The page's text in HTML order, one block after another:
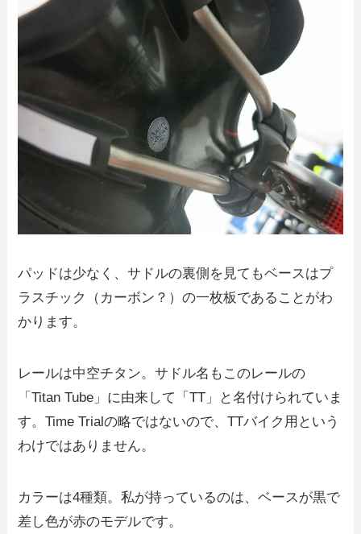
パッドは少なく、サドルの裏側を見てもベースはプ
ラスチック（カーボン？）の一枚板であることがわ
かります。
レールは中空チタン。サドル名もこのレールの
「Titan Tube」に由来して「TT」と名付けられていま
す。Time Trialの略ではないので、TTバイク用という
わけではありません。
カラーは4種類。私が持っているのは、ベースが黒で
差し色が赤のモデルです。